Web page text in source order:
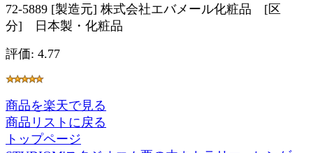
72-5889 [製造元] 株式会社エバメール化粧品 [区
分] 日本製・化粧品
評価: 4.77
商品を楽天で見る
商品リストに戻る
トップページ